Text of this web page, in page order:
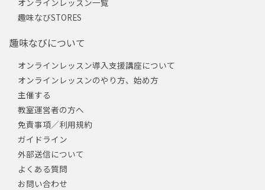
趣味なびSTORES
趣味なびについて
オンラインレッスン導入支援講座について
オンラインレッスンのやり方、始め方
主催する
教室運営者の方へ
免責事項／利用規約
ガイドライン
外部送信について
よくある質問
お問い合わせ